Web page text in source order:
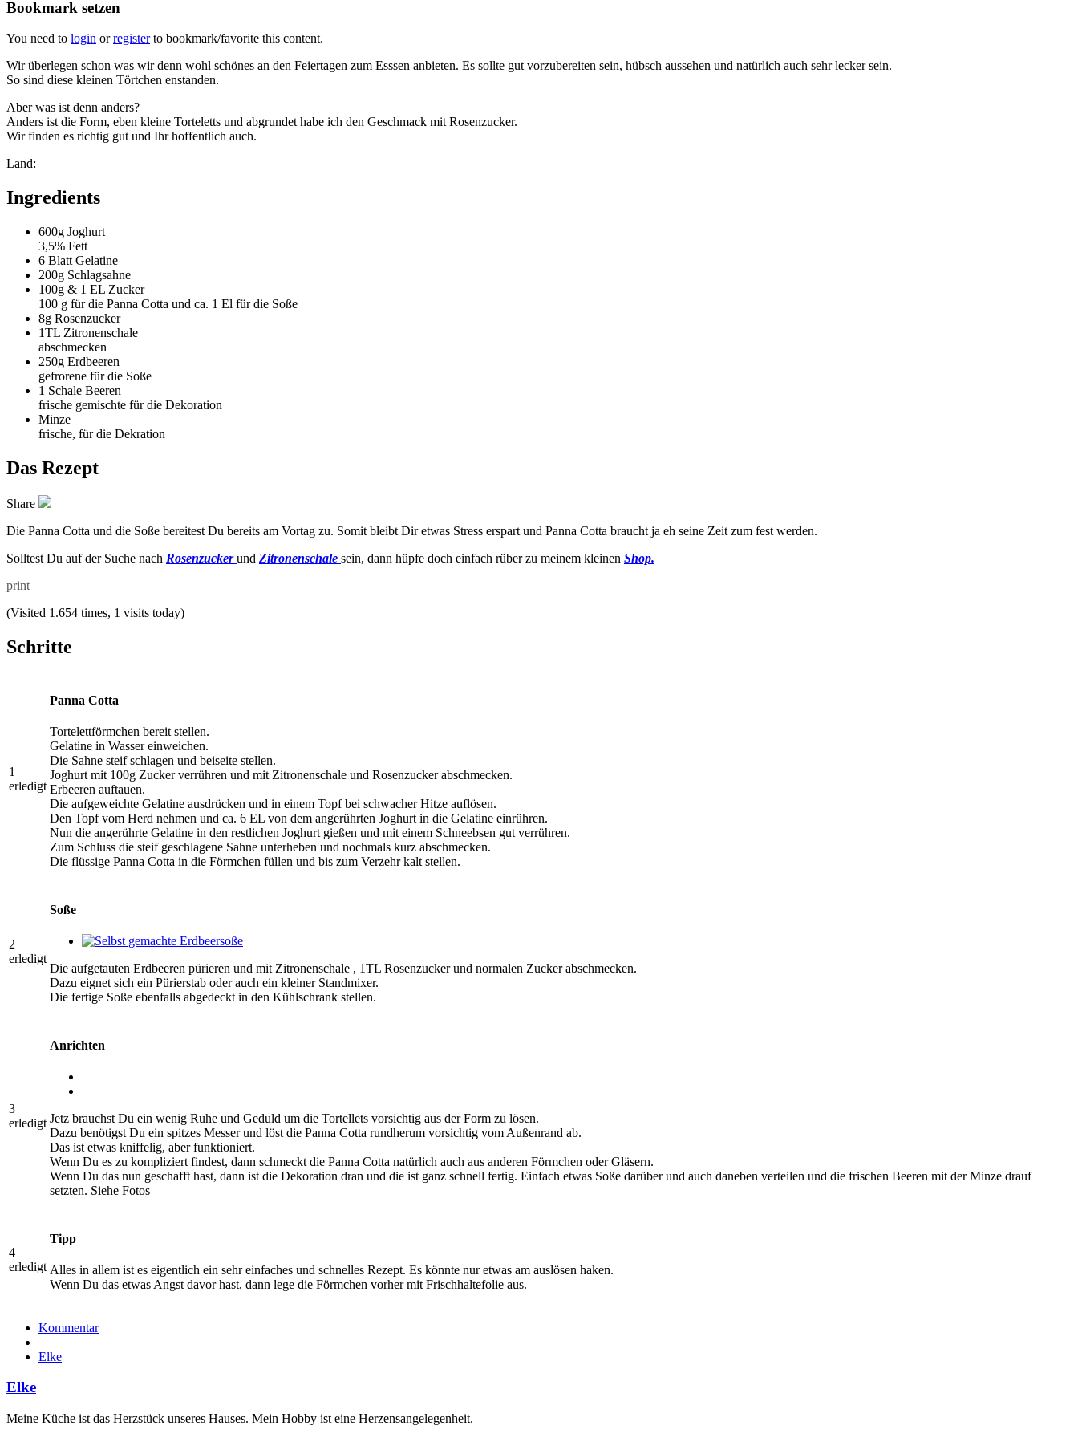
Bookmark setzen
You need to login orregisterto bookmark/favorite this content.
Wir überlegen schon was wir denn wohl schönes an den Feiertagen zum Esssen anbieten. Es sollte gut vorzubereiten sein, hübsch aussehen und natürlich auch sehr lecker sein.
So sind diese kleinen Törtchen enstanden.
Aber was ist denn anders?
Anders ist die Form, eben kleine Torteletts und abgrundet habe ich den Geschmack mit Rosenzucker.
Wir finden es richtig gut und Ihr hoffentlich auch.
Land:
Ingredients
600g Joghurt
3,5% Fett
6 Blatt Gelatine
200g Schlagsahne
100g & 1 EL Zucker
100 g für die Panna Cotta und ca. 1 El für die Soße
8g Rosenzucker
1TL Zitronenschale
abschmecken
250g Erdbeeren
gefrorene für die Soße
1 Schale Beeren
frische gemischte für die Dekoration
Minze
frische, für die Dekration
Das Rezept
Share
Die Panna Cotta und die Soße bereitest Du bereits am Vortag zu. Somit bleibt Dir etwas Stress erspart und Panna Cotta braucht ja eh seine Zeit zum fest werden.
Solltest Du auf der Suche nach Rosenzucker und Zitronenschale sein, dann hüpfe doch einfach rüber zu meinem kleinen Shop.
print
(Visited 1.654 times, 1 visits today)
Schritte
1
erledigt
Panna Cotta
Tortelettförmchen bereit stellen.
Gelatine in Wasser einweichen.
Die Sahne steif schlagen und beiseite stellen.
Joghurt mit 100g Zucker verrühren und mit Zitronenschale und Rosenzucker abschmecken.
Erbeeren auftauen.
Die aufgeweichte Gelatine ausdrücken und in einem Topf bei schwacher Hitze auflösen.
Den Topf vom Herd nehmen und ca. 6 EL von dem angerührten Joghurt in die Gelatine einrühren.
Nun die angerührte Gelatine in den restlichen Joghurt gießen und mit einem Schneebsen gut verrühren.
Zum Schluss die steif geschlagene Sahne unterheben und nochmals kurz abschmecken.
Die flüssige Panna Cotta in die Förmchen füllen und bis zum Verzehr kalt stellen.
2
erledigt
Soße
Die aufgetauten Erdbeeren pürieren und mit Zitronenschale , 1TL Rosenzucker und normalen Zucker abschmecken.
Dazu eignet sich ein Pürierstab oder auch ein kleiner Standmixer.
Die fertige Soße ebenfalls abgedeckt in den Kühlschrank stellen.
3
erledigt
Anrichten
Jetz brauchst Du ein wenig Ruhe und Geduld um die Tortellets vorsichtig aus der Form zu lösen.
Dazu benötigst Du ein spitzes Messer und löst die Panna Cotta rundherum vorsichtig vom Außenrand ab.
Das ist etwas kniffelig, aber funktioniert.
Wenn Du es zu kompliziert findest, dann schmeckt die Panna Cotta natürlich auch aus anderen Förmchen oder Gläsern.
Wenn Du das nun geschafft hast, dann ist die Dekoration dran und die ist ganz schnell fertig. Einfach etwas Soße darüber und auch daneben verteilen und die frischen Beeren mit der Minze drauf
setzten. Siehe Fotos
4
erledigt
Tipp
Alles in allem ist es eigentlich ein sehr einfaches und schnelles Rezept. Es könnte nur etwas am auslösen haken.
Wenn Du das etwas Angst davor hast, dann lege die Förmchen vorher mit Frischhaltefolie aus.
Kommentar
Elke
Elke
Meine Küche ist das Herzstück unseres Hauses. Mein Hobby ist eine Herzensangelegenheit.